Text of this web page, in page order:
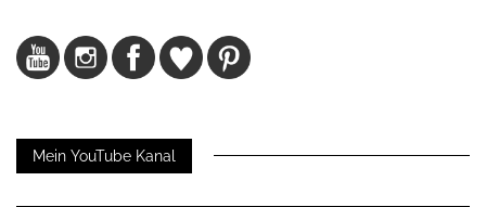
Mein YouTube Kanal